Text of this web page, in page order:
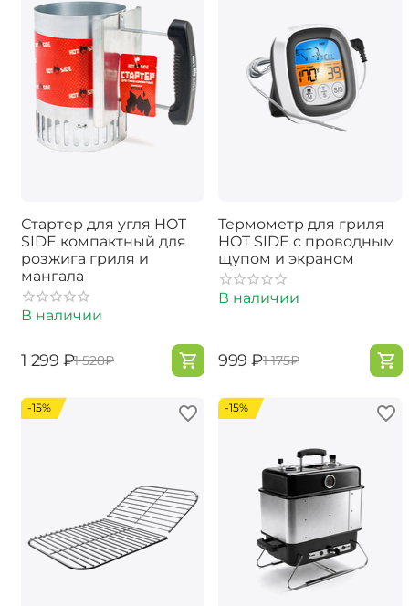
Стартер для угля HOT
SIDE компактный для
розжига гриля и
мангала
В наличии
‍1 299‍ ₽‍1 528‍₽
Термометр для гриля
HOT SIDE с проводным
щупом и экраном
В наличии
‍999‍ ₽‍1 175‍₽
-15% -15%